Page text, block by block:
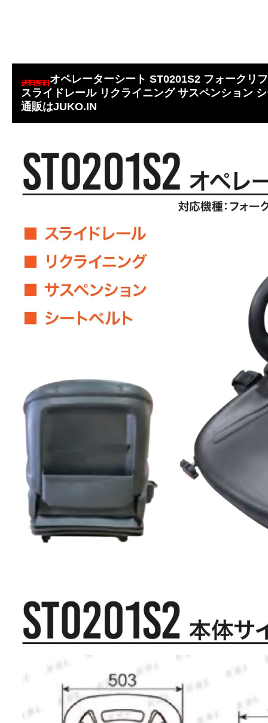
オペレーターシート ST0201S2 フォークリ
スライドレール リクライニング サスペンション
通販はJUKO.IN